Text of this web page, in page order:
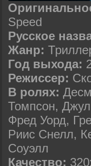
Speed
Русское
Жанр:
Год выхода:
Режиссер:
В ролях:
Томпсон,
Фред Уорд,
Риис Снелл,
Соуэлл
Качество: